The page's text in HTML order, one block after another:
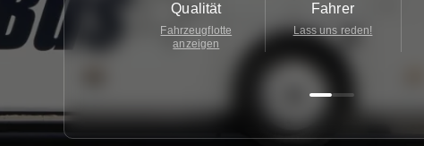
Qualität
Fahrzeugflotte
anzeigen
Fahrer
Lass uns reden!